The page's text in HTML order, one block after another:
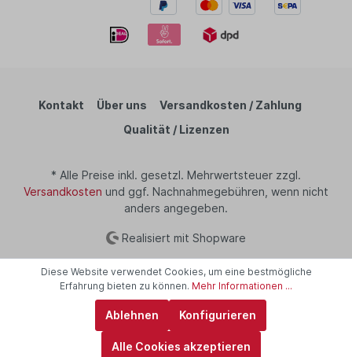
Kontakt Über uns
Versandkosten / Zahlung
Qualität / Lizenzen
* Alle Preise inkl. gesetzl. Mehrwertsteuer zzgl.
Versandkosten und ggf. Nachnahmegebühren, wenn nicht
anders angegeben.
Realisiert mit Shopware
Diese Website verwendet Cookies, um eine bestmögliche
Erfahrung bieten zu können. Mehr Informationen ...
Ablehnen Konfigurieren
Alle Cookies akzeptieren